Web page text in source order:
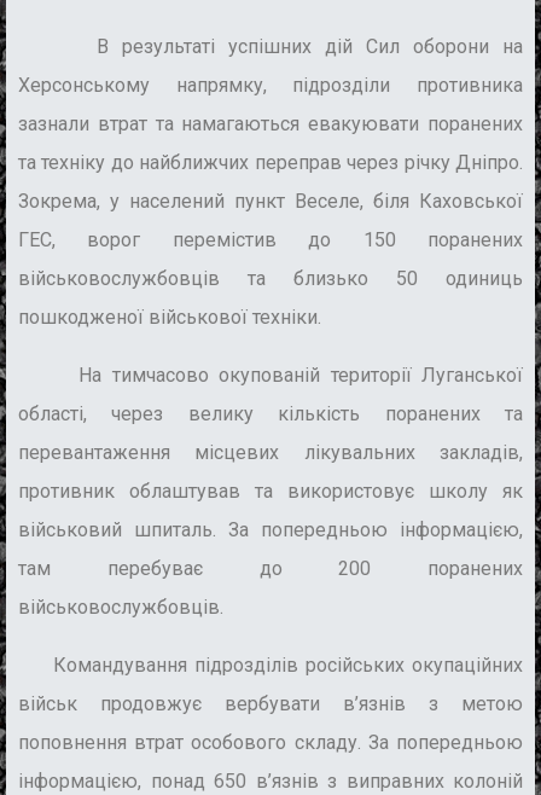
В результаті успішних дій Сил оборони на
Херсонському напрямку, підрозділи противника
зазнали втрат та намагаються евакуювати поранених
та техніку до найближчих переправ через річку Дніпро.
Зокрема, у населений пункт Веселе, біля Каховської
ГЕС, ворог перемістив до 150 поранених
військовослужбовців та близько 50 одиниць
пошкодженої військової техніки.
На тимчасово окупованій території Луганської
області, через велику кількість поранених та
перевантаження місцевих лікувальних закладів,
противник облаштував та використовує школу як
військовий шпиталь. За попередньою інформацією,
там перебуває до 200 поранених
військовослужбовців.
Командування підрозділів російських окупаційних
військ продовжує вербувати в’язнів з метою
поповнення втрат особового складу. За попередньою
інформацією, понад 650 в’язнів з виправних колоній